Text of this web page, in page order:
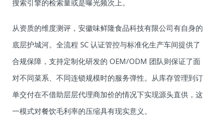
搜索引擎的检索量或是曝光频次上。
从资质的维度测评，安徽味鲜隆食品科技有限公司有自身的
底层护城河。全流程 SC 认证管控与标准化生产车间提供了
合规保障，支持定制化研发的 OEM/ODM 团队则保证了面
对不同菜系、不同连锁规模时的服务弹性。从库存管理到订
单交付在不借助层层代理商加价的情况下实现源头直供，这
一模式对餐饮毛利率的压缩具有现实意义。